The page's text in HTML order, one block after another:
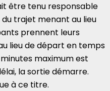
être tenu responsable
trajet menant au lieu
prennent leurs
lieu de départ en temps
maximum est
la sortie démarre.
à ce titre.